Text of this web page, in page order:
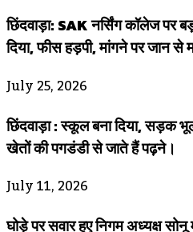
छिंदवाड़ा: SAK नर्सिंग कॉलेज पर
दिया, फीस हड़पी, मांगने पर जान से
July 25, 2026
छिंदवाड़ा : स्कूल बना दिया, सड़क
खेतों की पगडंडी से जाते हैं पढ़ने।
July 11, 2026
घोड़े पर सवार हुए निगम अध्यक्ष सोनू